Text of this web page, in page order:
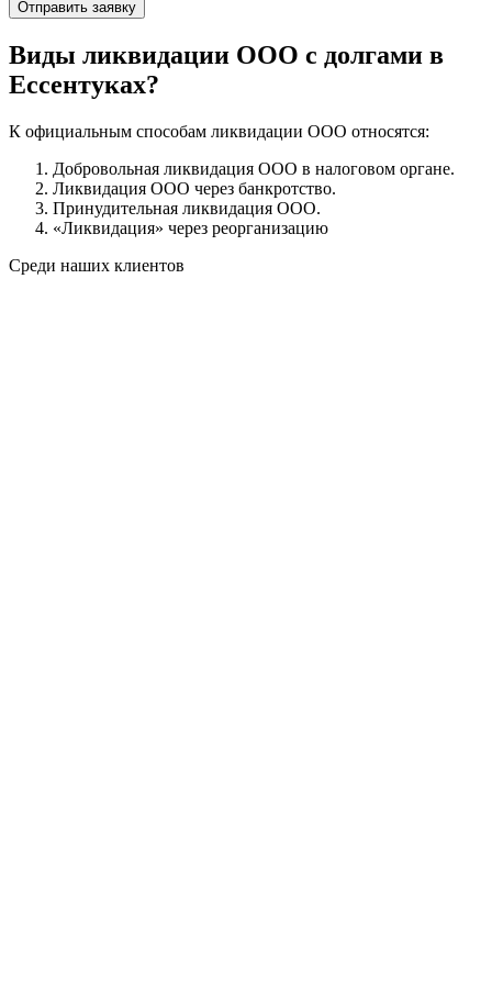
Виды ликвидации ООО с долгами в
Ессентуках?
К официальным способам ликвидации ООО относятся:
Добровольная ликвидация ООО в налоговом органе.
Ликвидация ООО через банкротство.
Принудительная ликвидация ООО.
«Ликвидация» через реорганизацию
Среди наших клиентов